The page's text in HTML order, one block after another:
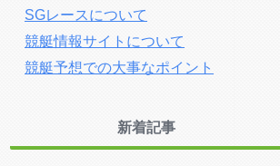
SGレースについて
競艇情報サイトについて
競艇予想での大事なポイント
新着記事